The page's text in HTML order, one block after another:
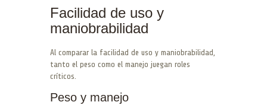
Facilidad de uso y
maniobrabilidad
Al comparar la facilidad de uso y maniobrabilidad,
tanto el peso como el manejo juegan roles
críticos.
Peso y manejo